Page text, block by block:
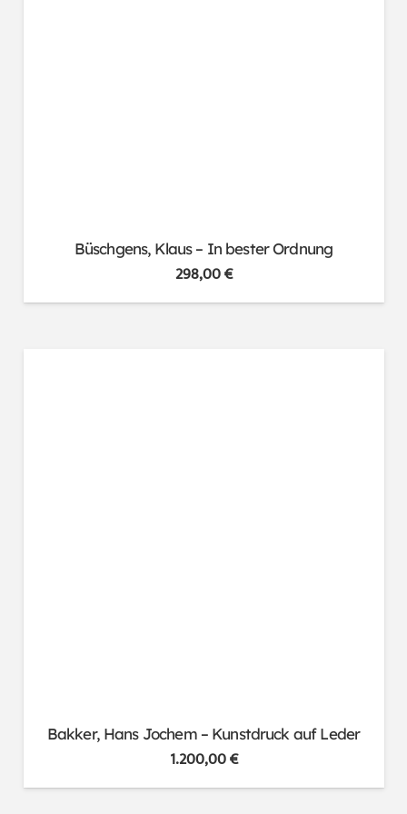
Büschgens, Klaus – In bester Ordnung
298,00€
Bakker, Hans Jochem – Kunstdruck auf Leder
1.200,00€